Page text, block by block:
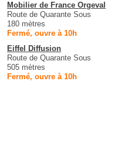
Mobilier de France Orgeval
Route de Quarante Sous
180 mètres
Fermé, ouvre à 10h
Eiffel Diffusion
Route de Quarante Sous
505 mètres
Fermé, ouvre à 10h